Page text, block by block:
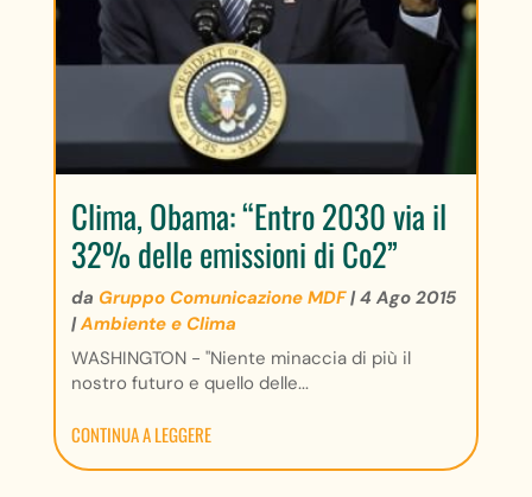
Clima, Obama: “Entro 2030 via il
32% delle emissioni di Co2”
da Gruppo Comunicazione MDF|4 Ago 2015
|Ambiente e Clima
WASHINGTON - "Niente minaccia di più il
nostro futuro e quello delle...
CONTINUA A LEGGERE